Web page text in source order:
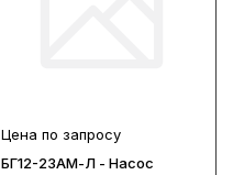
Цена по запросу
БГ12-23АМ-Л - Насос